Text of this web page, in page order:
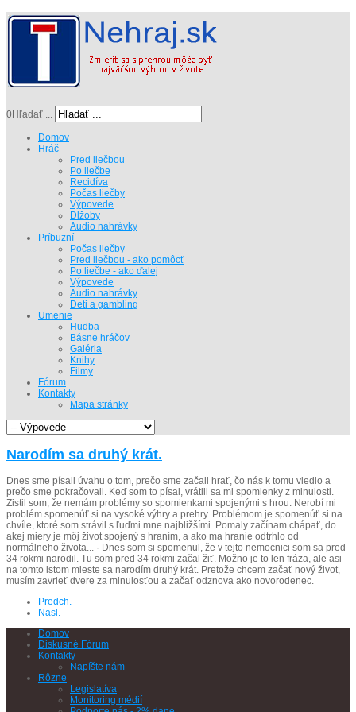
0Hľadať ...
Domov
Hráč
Pred liečbou
Po liečbe
Recidíva
Počas liečby
Výpovede
Dlžoby
Audio nahrávky
Príbuzní
Počas liečby
Pred liečbou - ako pomôcť
Po liečbe - ako ďalej
Výpovede
Audio nahrávky
Deti a gambling
Umenie
Hudba
Básne hráčov
Galéria
Knihy
Filmy
Fórum
Kontakty
Mapa stránky
Narodím sa druhý krát.
Dnes sme písali úvahu o tom, prečo sme začali hrať, čo nás k tomu viedlo a
prečo sme pokračovali. Keď som to písal, vrátili sa mi spomienky z minulosti.
Zistil som, že nemám problémy so spomienkami spojenými s hrou. Nerobí mi
problém spomenúť si na vysoké výhry a prehry. Problémom je spomenúť si na
chvíle, ktoré som strávil s ľuďmi mne najbližšími. Pomaly začínam chápať, do
akej miery je môj život spojený s hraním, a ako ma hranie odtrhlo od
normálneho života... · Dnes som si spomenul, že v tejto nemocnici som sa pred
34 rokmi narodil. Tu som pred 34 rokmi začal žiť. Možno je to len fráza, ale asi
na tomto istom mieste sa narodím druhý krát. Pretože chcem začať nový život,
musím zavrieť dvere za minulosťou a začať odznova ako novorodenec.
Predch.
Nasl.
Domov
Diskusné Fórum
Kontakty
Napíšte nám
Rôzne
Legislatíva
Monitoring médií